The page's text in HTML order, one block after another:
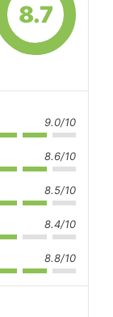
8.7
9.0/10
8.6/10
8.5/10
8.4/10
8.8/10